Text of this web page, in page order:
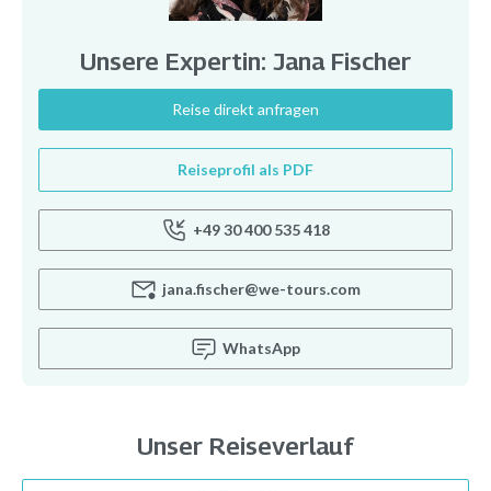
Unsere Expertin: Jana Fischer
Reise direkt anfragen
Reiseprofil als PDF
+49 30 400 535 418
jana.fischer@we-tours.com
WhatsApp
Unser Reiseverlauf